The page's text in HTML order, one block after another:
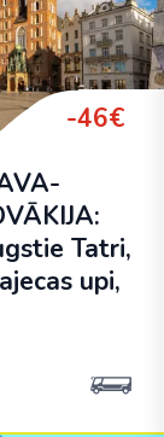
-46€
Tatri,
upi,